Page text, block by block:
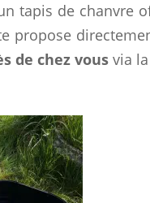
tapis de chanvre
propose
de chez vous via